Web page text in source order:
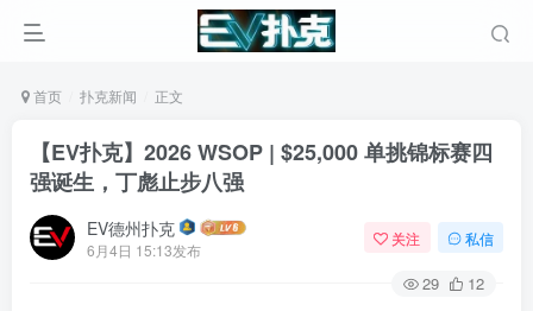
首页 扑克新闻 正文
【EV扑克】2026 WSOP | $25,000 单挑锦标赛四
强诞生，丁彪止步八强
EV德州扑克
6月4日 15:13发布
关注 私信
29 12